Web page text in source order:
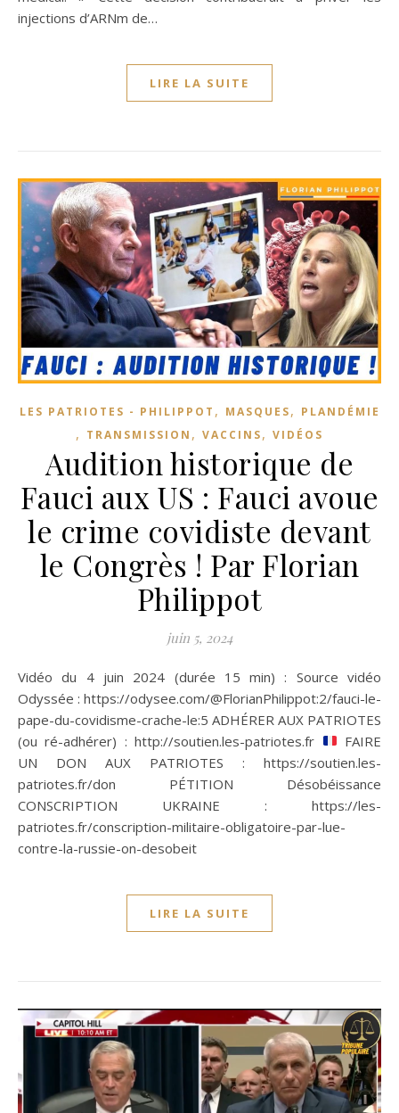
injections d’ARNm de…
LIRE LA SUITE
LES PATRIOTES - PHILIPPOT , MASQUES, PLANDÉMIE
, TRANSMISSION , VACCINS, VIDÉOS
Audition historique de
Fauci aux US : Fauci avoue
le crime covidiste devant
le Congrès ! Par Florian
Philippot
juin 5, 2024
Vidéo du 4 juin 2024 (durée 15 min) : Source vidéo
Odyssée : https://odysee.com/@FlorianPhilippot:2/fauci-le-
pape-du-covidisme-crache-le:5 ADHÉRER AUX PATRIOTES
(ou ré-adhérer) : http://soutien.les-patriotes.fr
FAIRE
UN DON AUX PATRIOTES : https://soutien.les-
patriotes.fr/don PÉTITION Désobéissance
CONSCRIPTION UKRAINE : https://les-
patriotes.fr/conscription-militaire-obligatoire-par-lue-
contre-la-russie-on-desobeit
LIRE LA SUITE